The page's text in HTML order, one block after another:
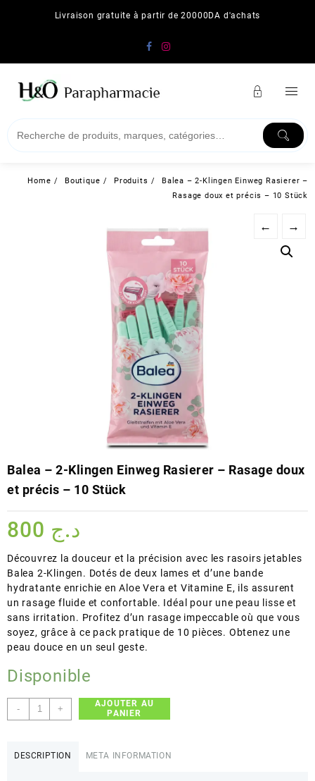
Livraison gratuite à partir de 20000DA d'achats
Home Boutique Produits
Balea – 2-Klingen Einweg Rasierer –
Rasage doux et précis – 10 Stück
← →
Balea – 2-Klingen Einweg Rasierer – Rasage doux
et précis – 10 Stück
د.ج
Découvrez la douceur et la précision avec les rasoirs jetables
Balea 2-Klingen. Dotés de deux lames et d’une bande
hydratante enrichie en Aloe Vera et Vitamine E, ils assurent
un rasage fluide et confortable. Idéal pour une peau lisse et
sans irritation. Profitez d’un rasage impeccable où que vous
soyez, grâce à ce pack pratique de 10 pièces. Obtenez une
peau douce en un seul geste.
Disponible
-
quantité
de
+
AJOUTER AU
PANIER
DESCRIPTION META INFORMATION